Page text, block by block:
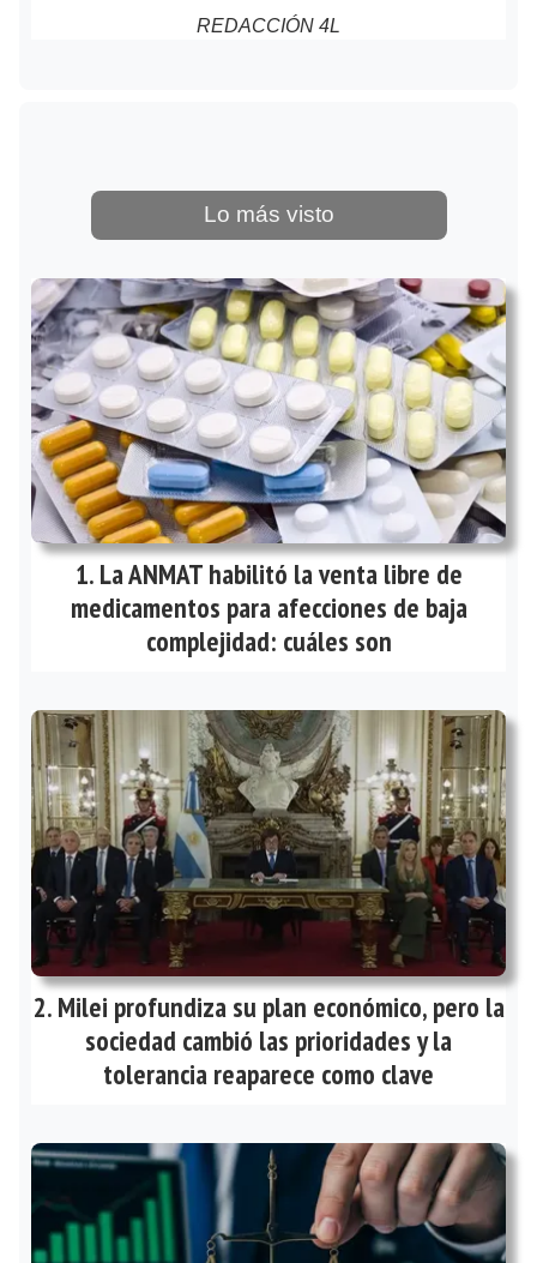
REDACCIÓN 4L
Lo más visto
La ANMAT habilitó la venta libre de
medicamentos para afecciones de baja
complejidad: cuáles son
Milei profundiza su plan económico, pero la
sociedad cambió las prioridades y la
tolerancia reaparece como clave